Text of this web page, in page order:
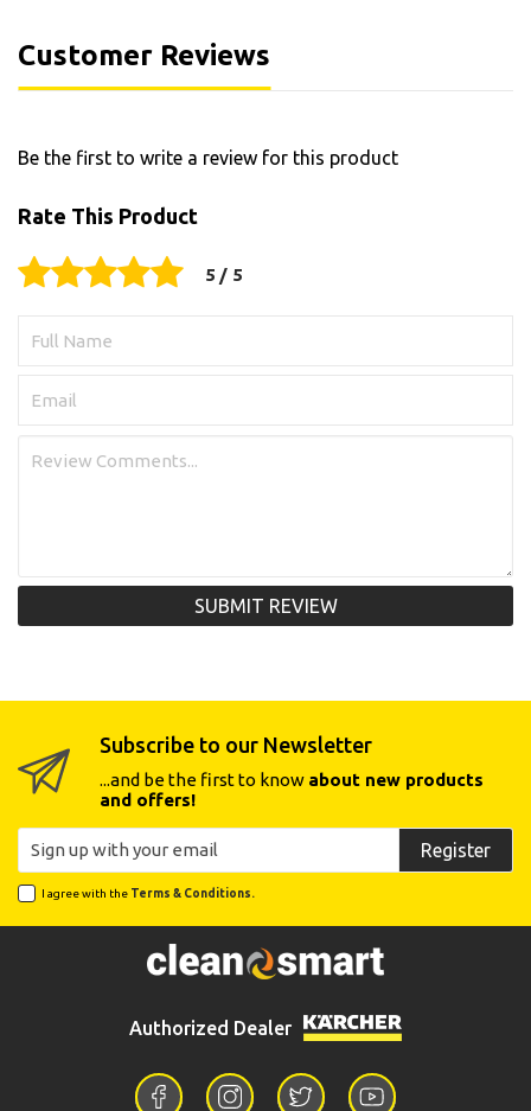
Customer Reviews
Be the first to write a review for this product
Rate This Product
SUBMIT REVIEW
Subscribe to our Newsletter
...and be the first to know about new products
and offers!
Register
I agree with the Terms & Conditions.
Authorized Dealer